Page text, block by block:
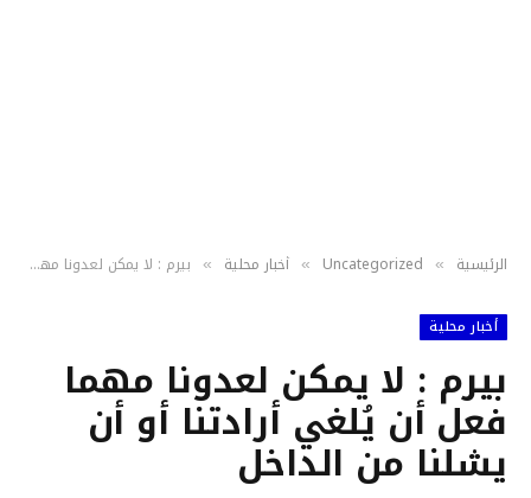
الرئيسية »
Uncategorized
» أخبار محلية » بيرم : لا يمكن لعدونا مهما فعل أن يُلغي أرادتنا أو أن يشلنا من الداخل
أخبار محلية
بيرم : لا يمكن لعدونا مهما
فعل أن يُلغي أرادتنا أو أن
يشلنا من الداخل